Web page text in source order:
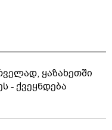
ყაზახეთში
- ქვეყნდება